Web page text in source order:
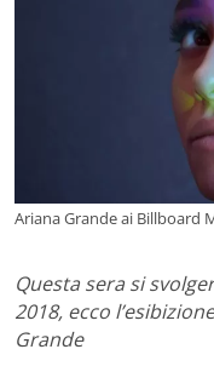
Ariana Grande ai Billboard
Questa sera si
2018, ecco
Grande